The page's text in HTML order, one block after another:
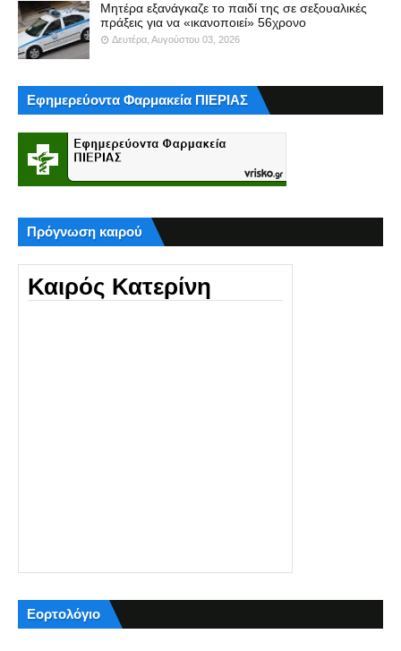
Μητέρα εξανάγκαζε το παιδί της σε σεξουαλικές
πράξεις για να «ικανοποιεί» 56χρονο
Δευτέρα, Αυγούστου 03, 2026
Εφημερεύοντα Φαρμακεία ΠΙΕΡΙΑΣ
Πρόγνωση καιρού
Καιρός Κατερίνη
Εορτολόγιο